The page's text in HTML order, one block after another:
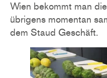
Wien bekommt man
übrigens momentan
dem Staud Geschäft.